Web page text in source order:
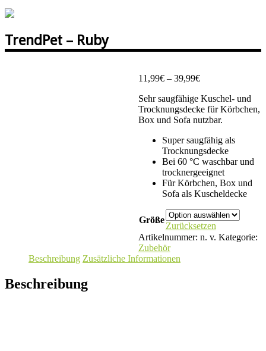
TrendPet – Ruby
11,99€ – 39,99€Preisspanne:
bis
39,99€
Sehr saugfähige Kuschel- und
Trocknungsdecke für Körbchen,
Box und Sofa nutzbar.
Super saugfähig als
Trocknungsdecke
Bei 60 °C waschbar und
trocknergeeignet
Für Körbchen, Box und
Sofa als Kuscheldecke
Größe
Zurücksetzen
Artikelnummer: n. v. Kategorie:
Zubehör
Beschreibung Zusätzliche Informationen
Beschreibung